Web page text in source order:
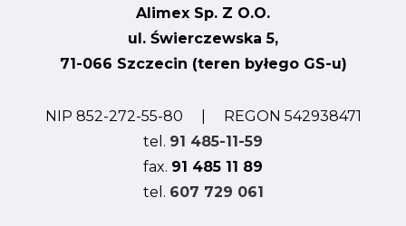
Alimex Sp. Z O.O.
ul. Świerczewska 5,
71-066 Szczecin (teren byłego GS-u)
NIP 852-272-55-80 | REGON 542938471
tel. 91 485-11-59
fax. 91 485 11 89
tel. 607 729 061